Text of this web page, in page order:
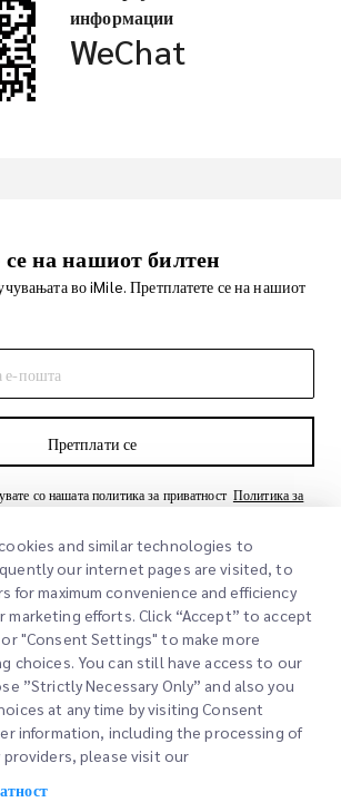
информации
WeChat
се на нашиот билтен
во iMile. Претплатете се на нашиот
Претплати се
со нашата политика за приватност Политика за
and similar technologies to
our internet pages are visited, to
for maximum convenience and efficiency
efforts. Click “Accept” to accept
"Consent Settings" to make more
choices. You can still have access to our
”Strictly Necessary Only” and also you
at any time by visiting Consent
information, including the processing of
please visit our